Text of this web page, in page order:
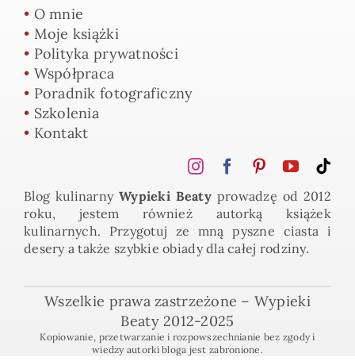
• O mnie
• Moje książki
• Polityka prywatności
• Współpraca
• Poradnik fotograficzny
• Szkolenia
• Kontakt
Blog kulinarny Wypieki Beaty prowadzę od 2012
roku, jestem również autorką książek
kulinarnych. Przygotuj ze mną pyszne ciasta i
desery a także szybkie obiady dla całej rodziny.
Wszelkie prawa zastrzeżone – Wypieki
Beaty 2012-2025
Kopiowanie, przetwarzanie i rozpowszechnianie bez zgody i
wiedzy autorki bloga jest zabronione.